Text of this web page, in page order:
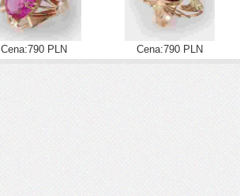
Cena:790 PLN Cena:790 PLN